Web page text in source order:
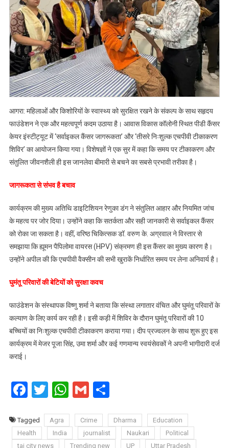
में
10
बच्चियों
का
टीकाकरण,
सहृदय
की
बड़ी
पहल
आगरा: महिलाओं और किशोरियों के स्वास्थ्य को सुरक्षित रखने के संकल्प के साथ सहृदय
फाउंडेशन ने एक और महत्वपूर्ण कदम उठाया है। आवास विकास कॉलोनी स्थित पीडी कैंसर
केयर इंस्टीट्यूट में ‘सर्वाइकल कैंसर जागरूकता’ और ‘तीसरे निःशुल्क एचपीवी टीकाकरण
शिविर’ का आयोजन किया गया। विशेषज्ञों ने एक सुर में कहा कि समय पर टीकाकरण और
संतुलित जीवनशैली ही इस जानलेवा बीमारी से बचने का सबसे प्रभावी तरीका है।
जागरूकता से संभव है बचाव
कार्यक्रम की मुख्य अतिथि डाइटिशियन रेणुका डंग ने संतुलित आहार और नियमित जांच
के महत्व पर जोर दिया। उन्होंने कहा कि सतर्कता और सही जानकारी से सर्वाइकल कैंसर
को रोका जा सकता है। वहीं, वरिष्ठ चिकित्सक डॉ. वरुण के. अग्रवाल ने विस्तार से
समझाया कि ह्यूमन पैपिलोमा वायरस (HPV) संक्रमण ही इस कैंसर का मुख्य कारण है।
उन्होंने अपील की कि एचपीवी वैक्सीन की सभी खुराकें निर्धारित समय पर लेना अनिवार्य है।
​घुमंतू परिवारों की बेटियों को सुरक्षा कवच
फाउंडेशन के संस्थापक विष्णु शर्मा ने बताया कि संस्था लगातार वंचित और घुमंतू परिवारों के
कल्याण के लिए कार्य कर रही है। इसी कड़ी में शिविर के दौरान घुमंतू परिवारों की 10
बच्चियों का निःशुल्क एचपीवी टीकाकरण कराया गया। दीप प्रज्वलन के साथ शुरू हुए इस
कार्यक्रम में मेजर पूजा सिंह, उमा शर्मा और कई गणमान्य स्वयंसेवकों ने अपनी भागीदारी दर्ज
कराई।
Facebook
Twitter
WhatsApp
GmailShare
Tagged Agra Crime Dharma
Education
Health
India journalist Naukari
Political
taj city news
Trending new UP Uttar Pradesh